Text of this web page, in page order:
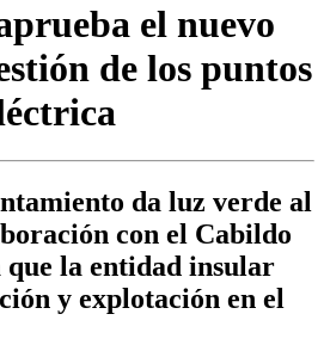
el nuevo
de los puntos
da luz verde al
con el Cabildo
que la entidad insular
y explotación en el